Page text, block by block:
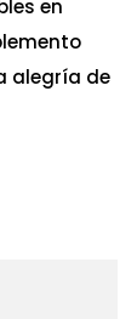
en
alegría de